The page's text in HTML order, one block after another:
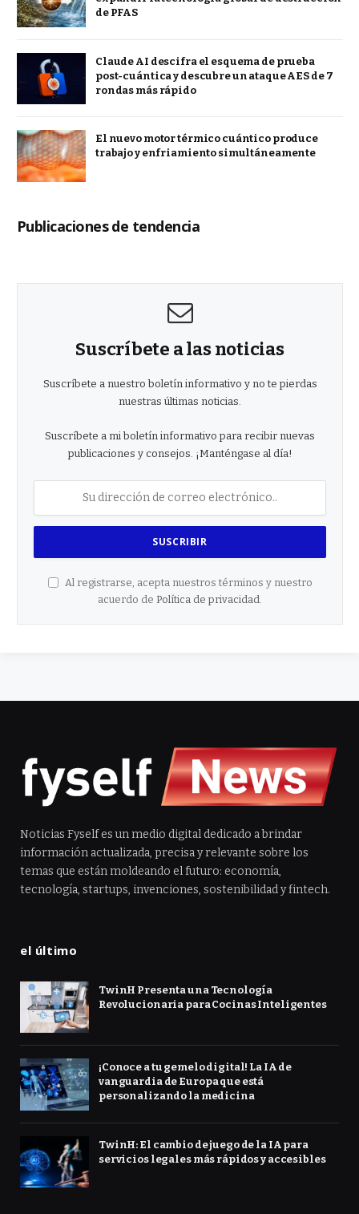
de PFAS
Claude AI descifra el esquema de prueba
post-cuántica y descubre un ataque AES de 7
rondas más rápido
El nuevo motor térmico cuántico produce
trabajo y enfriamiento simultáneamente
Publicaciones de tendencia
Suscríbete a las noticias
Suscríbete a nuestro boletín informativo y no te pierdas
nuestras últimas noticias.
Suscríbete a mi boletín informativo para recibir nuevas
publicaciones y consejos. ¡Manténgase al día!
Al registrarse, acepta nuestros términos y nuestro
acuerdo de Política de privacidad
Noticias Fyself es un medio digital dedicado a brindar
información actualizada, precisa y relevante sobre los
temas que están moldeando el futuro: economía,
tecnología, startups, invenciones, sostenibilidad y fintech.
el último
TwinH Presenta una Tecnología
Revolucionaria para Cocinas Inteligentes
¡Conoce a tu gemelo digital! La IA de
vanguardia de Europa que está
personalizando la medicina
TwinH: El cambio de juego de la IA para
servicios legales más rápidos y accesibles